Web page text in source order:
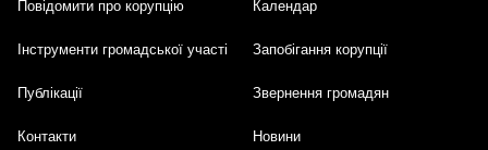
Повідомити про корупцію Календар
Інструменти громадської участі Запобігання корупції
Публікації Звернення громадян
Контакти Новини